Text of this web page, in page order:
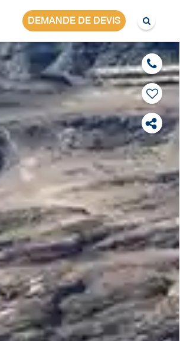
DEMANDE DE DEVIS
NAMIBIE